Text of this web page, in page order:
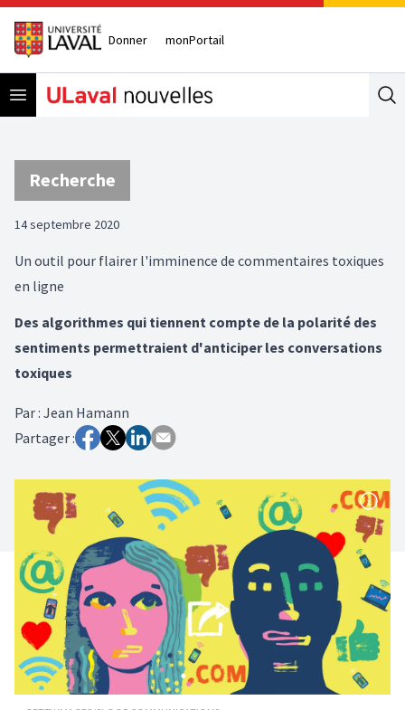
Donner monPortail
Open menu
Recherche
14 septembre 2020
Un outil pour flairer l'imminence de commentaires toxiques
en ligne
Des algorithmes qui tiennent compte de la polarité des
sentiments permettraient d'anticiper les conversations
toxiques
Par: Jean Hamann
Partager :